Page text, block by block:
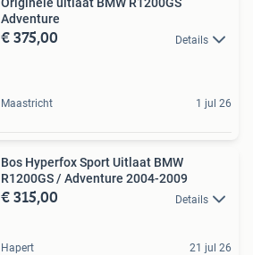
Originele uitlaat BMW R1200GS
Adventure
€ 375,00 Details
Maastricht 1 jul 26
Bos Hyperfox Sport Uitlaat BMW
R1200GS / Adventure 2004-2009
€ 315,00 Details
Hapert 21 jul 26